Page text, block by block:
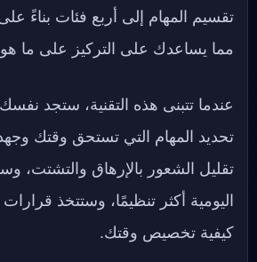
تقسيم المهام إلى أربع فئات بناءً على
مما يساعدك على التركيز على ما
عندما تتبنى هذه التقنية، ستجد
تحديد المهام التي تستحق وقتك
تقليل الشعور بالإرهاق والتشتت،
اليومية أكثر تنظيمًا، وستتخذ
كيفية تخصيص وقتك.